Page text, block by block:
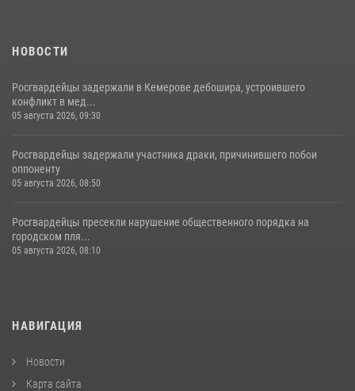
НОВОСТИ
Росгвардейцы задержали в Кемерове дебошира, устроившего
конфликт в мед...
05 августа 2026, 09:30
Росгвардейцы задержали участника драки, причинившего побои
оппоненту
05 августа 2026, 08:50
Росгвардейцы пресекли нарушение общественного порядка на
городском пля...
05 августа 2026, 08:10
НАВИГАЦИЯ
Новости
Карта сайта